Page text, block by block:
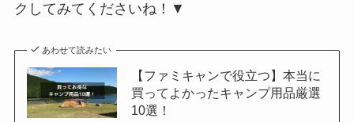
クしてみてくださいね！▼
あわせて読みたい
【ファミキャンで役立つ】本当に
買ってよかったキャンプ用品厳選
10選！